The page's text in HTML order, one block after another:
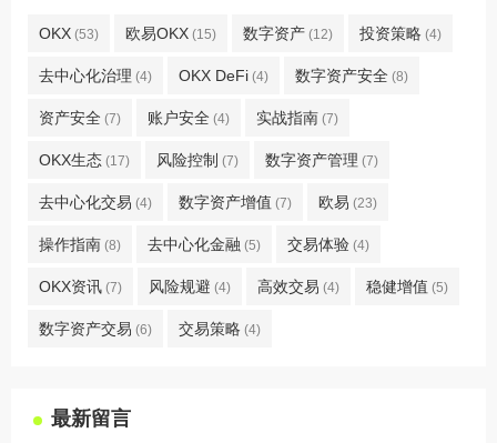
OKX (53) 欧易OKX (15) 数字资产 (12) 投资策略 (4)
去中心化治理 (4) OKX DeFi (4) 数字资产安全 (8)
资产安全 (7) 账户安全 (4) 实战指南 (7)
OKX生态 (17) 风险控制 (7) 数字资产管理 (7)
去中心化交易 (4) 数字资产增值 (7) 欧易 (23)
操作指南 (8) 去中心化金融 (5) 交易体验 (4)
OKX资讯 (7) 风险规避 (4) 高效交易 (4) 稳健增值 (5)
数字资产交易 (6) 交易策略 (4)
最新留言